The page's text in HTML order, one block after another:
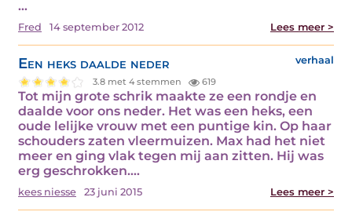
…
Fred 14 september 2012 Lees meer >
Een heks daalde neder verhaal
3.8 met 4 stemmen 619
Tot mijn grote schrik maakte ze een rondje en
daalde voor ons neder. Het was een heks, een
oude lelijke vrouw met een puntige kin. Op haar
schouders zaten vleermuizen. Max had het niet
meer en ging vlak tegen mij aan zitten. Hij was
erg geschrokken.…
kees niesse 23 juni 2015 Lees meer >